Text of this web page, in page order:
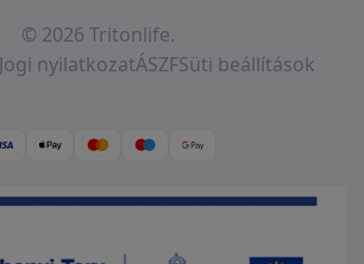
© 2026 Tritonlife.
Jogi nyilatkozatÁSZFSüti beállítások